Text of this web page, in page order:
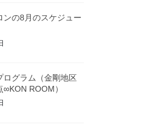
ンの8月のスケジュー
ログラム（金剛地区
ROOM）